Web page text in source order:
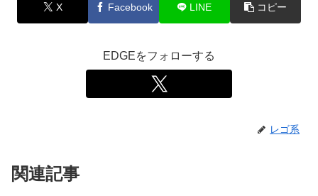
X Facebook LINE コピー
EDGEをフォローする
レゴ系
関連記事